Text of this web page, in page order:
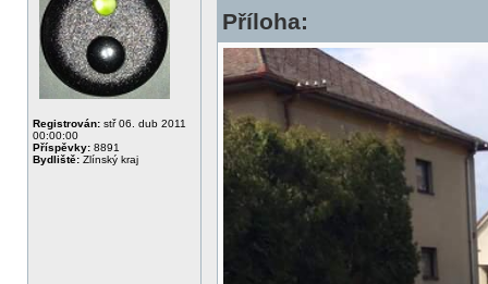
Registrován: stř 06. dub 2011
00:00:00
Příspěvky: 8891
Bydliště: Zlínský kraj
Příloha: